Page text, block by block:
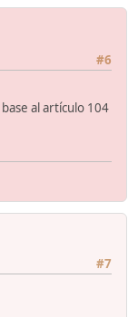
#6
al artículo 104
#7